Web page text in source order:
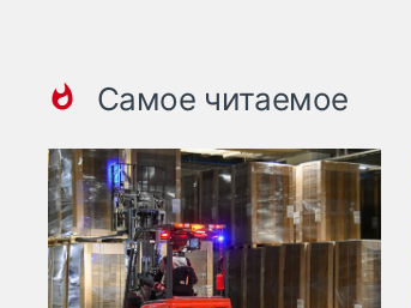
Самое читаемое